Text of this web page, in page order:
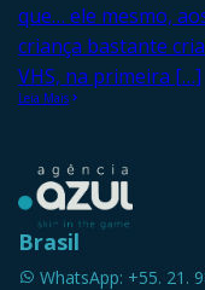
que… ele mesmo,
criança bastante
VHS, na primeira […]
Leia Mais
Brasil
WhatsApp: +55. 21.